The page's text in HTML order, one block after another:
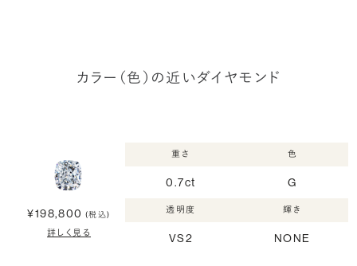
カラー（色）の近いダイヤモンド
¥198,800 (税込)
詳しく見る
重さ
0.7ct
色
G
透明度
VS2
輝き
NONE